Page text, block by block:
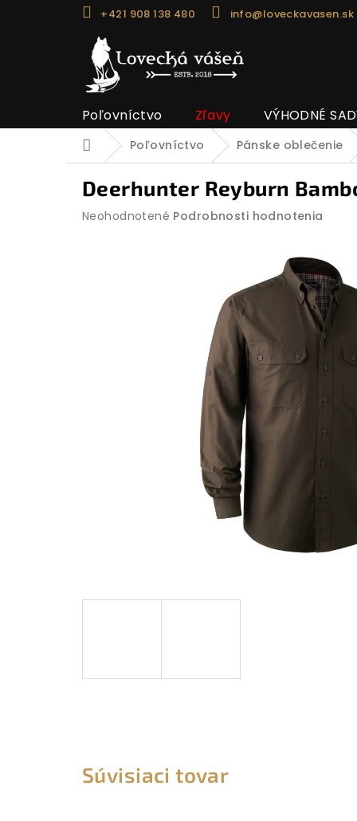
+421 908 138 480 info@loveckavasen.sk
Poľovníctvo Zľavy VÝHODNÉ
DomovPoľovníctvo Pánske oblečenie
Deerhunter Reyburn
Priemerné
Neohodnotené Podrobnosti hodnotenia
Súvisiaci tovar